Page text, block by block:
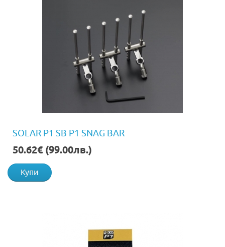
SOLAR P1 SB P1 SNAG BAR
50.62€ (99.00лв.)
Купи